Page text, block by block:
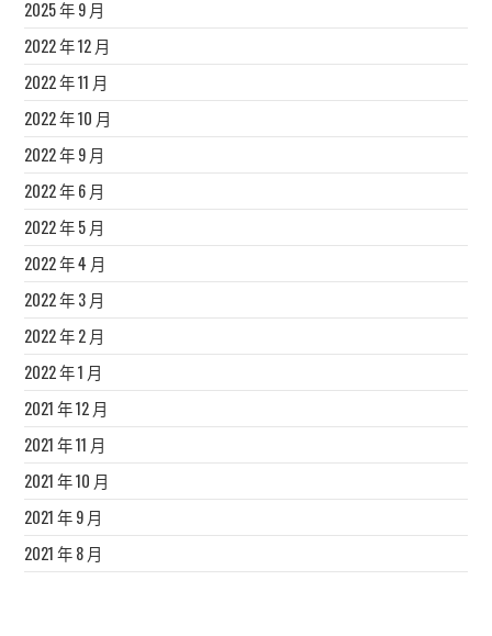
2025 年 9 月
2022 年 12 月
2022 年 11 月
2022 年 10 月
2022 年 9 月
2022 年 6 月
2022 年 5 月
2022 年 4 月
2022 年 3 月
2022 年 2 月
2022 年 1 月
2021 年 12 月
2021 年 11 月
2021 年 10 月
2021 年 9 月
2021 年 8 月